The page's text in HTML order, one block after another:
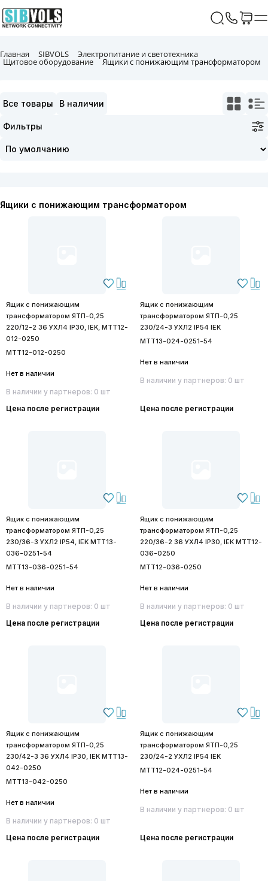
Главная SIBVOLS Электропитание и светотехника
Щитовое оборудование Ящики с понижающим трансформатором
Все товары В наличии
Фильтры
Ящики с понижающим трансформатором
Ящик с понижающим
трансформатором ЯТП-0,25
220/12-2 36 УХЛ4 IP30, IEK, MTT12-
012-0250
MTT12-012-0250
Нет в наличии
В наличии у партнеров: 0 шт
Цена после регистрации
Ящик с понижающим
трансформатором ЯТП-0,25
230/24-3 УХЛ2 IP54 IEK
MTT13-024-0251-54
Нет в наличии
В наличии у партнеров: 0 шт
Цена после регистрации
Ящик с понижающим
трансформатором ЯТП-0,25
230/36-3 УХЛ2 IP54, IEK MTT13-
036-0251-54
MTT13-036-0251-54
Нет в наличии
В наличии у партнеров: 0 шт
Цена после регистрации
Ящик с понижающим
трансформатором ЯТП-0,25
220/36-2 36 УХЛ4 IP30, IEK MTT12-
036-0250
MTT12-036-0250
Нет в наличии
В наличии у партнеров: 0 шт
Цена после регистрации
Ящик с понижающим
трансформатором ЯТП-0,25
230/42-3 36 УХЛ4 IP30, IEK MTT13-
042-0250
MTT13-042-0250
Нет в наличии
В наличии у партнеров: 0 шт
Цена после регистрации
Ящик с понижающим
трансформатором ЯТП-0,25
230/24-2 УХЛ2 IP54 IEK
MTT12-024-0251-54
Нет в наличии
В наличии у партнеров: 0 шт
Цена после регистрации